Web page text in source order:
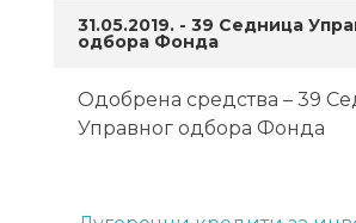
31.05.2019. - 39 Седница
одбора Фонда
Одобрена средства – 39
Управног одбора Фонда